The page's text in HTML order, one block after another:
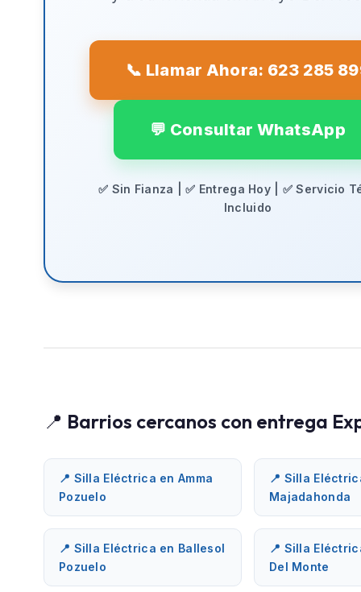
📞 Llamar Ahora: 623 285
💬 Consultar WhatsApp
✅ Sin Fianza | ✅ Entrega Hoy | ✅ Servicio
Incluido
📍 Barrios cercanos con entrega
📍 Silla Eléctrica en Amma
Pozuelo
📍 Silla
Majadahonda
📍 Silla Eléctrica en Ballesol
Pozuelo
📍 Silla
Del Monte